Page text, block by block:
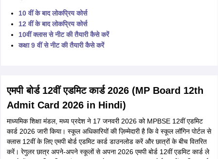
10 वीं के बाद लोकप्रिय कोर्स
12 वीं के बाद लोकप्रिय कोर्स
10वीं क्लास से नीट की तैयारी कैसे करें
कक्षा 9 वीं से नीट की तैयारी कैसे करें
एमपी बोर्ड 12वीं एडमिट कार्ड 2026 (MP Board 12th
Admit Card 2026 in Hindi)
माध्यमिक शिक्षा मंडल, मध्य प्रदेश ने 17 जनवरी 2026 को MPBSE 12वीं एडमिट
कार्ड 2026 जारी किया। स्कूल अधिकारियों की ज़िम्मेदारी है कि वे स्कूल लॉगिन पोर्टल से
क्लास 12वीं के लिए एमपी बोर्ड एडमिट कार्ड डाउनलोड करें और छात्रों के बीच वितरित
करें। रेगुलर छात्र अपने-अपने स्कूलों से अपना 2026 एमपी बोर्ड 12वीं एडमिट कार्ड ले